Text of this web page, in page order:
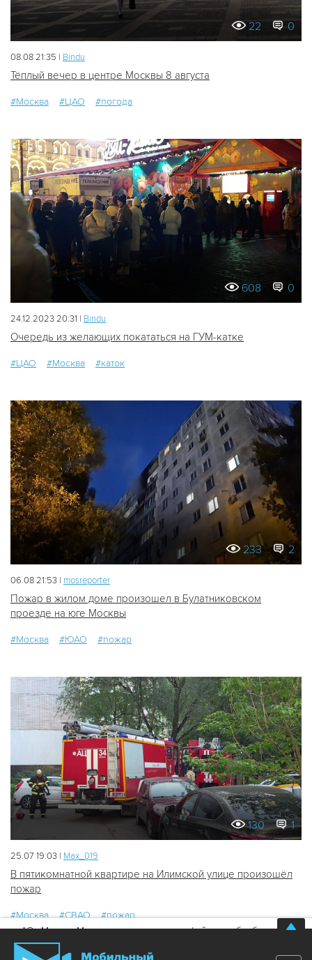
22 0
08.08 21:35 | Bindu
Тёплый вечер в центре Москвы 8 августа
#Москва #ЦАО #погода
608 0
24.12.2023 20:31 | Bindu
Очередь из желающих покататься на ГУМ-катке
#ЦАО #Москва #каток
233 2
06.08 21:53 | mosreporter
Пожар в жилом доме произошел в Булатниковском
проезде на юге Москвы
#Москва #ЮАО #пожар
130 1
25.07 19:03 | Мах_019
В пятикомнатной квартире на Илимской улице произошёл
пожар
#Москва #СВАО
#пожар
АО «Москва Медиа» использует куки-файлы и обрабатывает